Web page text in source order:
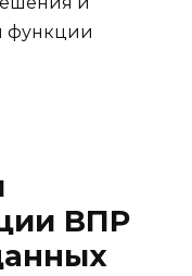
функции
ВПР